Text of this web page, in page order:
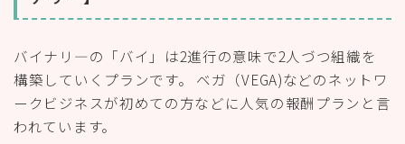
バイナリ―の「バイ」は2進行の意味で2人づつ組織を
構築していくプランです。 ベガ（VEGA)などのネットワ
ークビジネスが初めての方などに人気の報酬プランと言
われています。